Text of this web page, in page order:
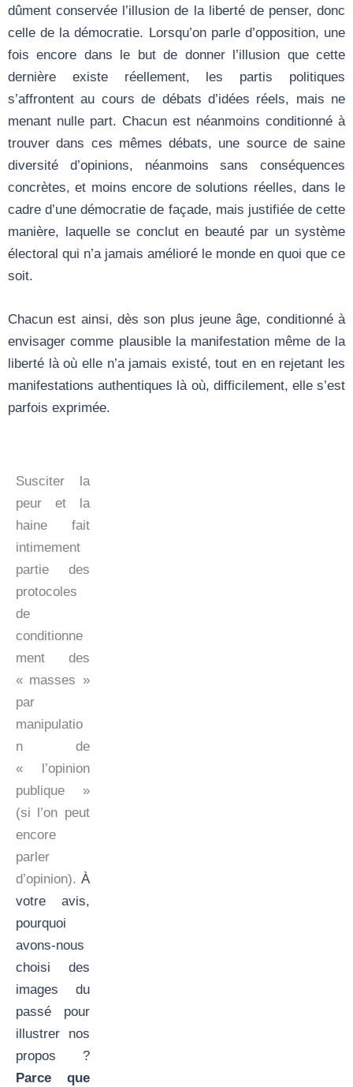
dûment conservée l’illusion de la liberté de penser, donc
celle de la démocratie. Lorsqu’on parle d’opposition, une
fois encore dans le but de donner l’illusion que cette
dernière existe réellement, les partis politiques
s’affrontent au cours de débats d’idées réels, mais ne
menant nulle part. Chacun est néanmoins conditionné à
trouver dans ces mêmes débats, une source de saine
diversité d’opinions, néanmoins sans conséquences
concrètes, et moins encore de solutions réelles, dans le
cadre d’une démocratie de façade, mais justifiée de cette
manière, laquelle se conclut en beauté par un système
électoral qui n’a jamais amélioré le monde en quoi que ce
soit.
Chacun est ainsi, dès son plus jeune âge, conditionné à
envisager comme plausible la manifestation même de la
liberté là où elle n’a jamais existé, tout en en rejetant les
manifestations authentiques là où, difficilement, elle s’est
parfois exprimée.
Susciter la
peur et la
haine fait
intimement
partie des
protocoles
de
conditionne
ment des
« masses »
par
manipulatio
n de
« l’opinion
publique »
(si l’on peut
encore
parler
d’opinion). À
votre avis,
pourquoi
avons-nous
choisi des
images du
passé pour
illustrer nos
propos ?
Parce que